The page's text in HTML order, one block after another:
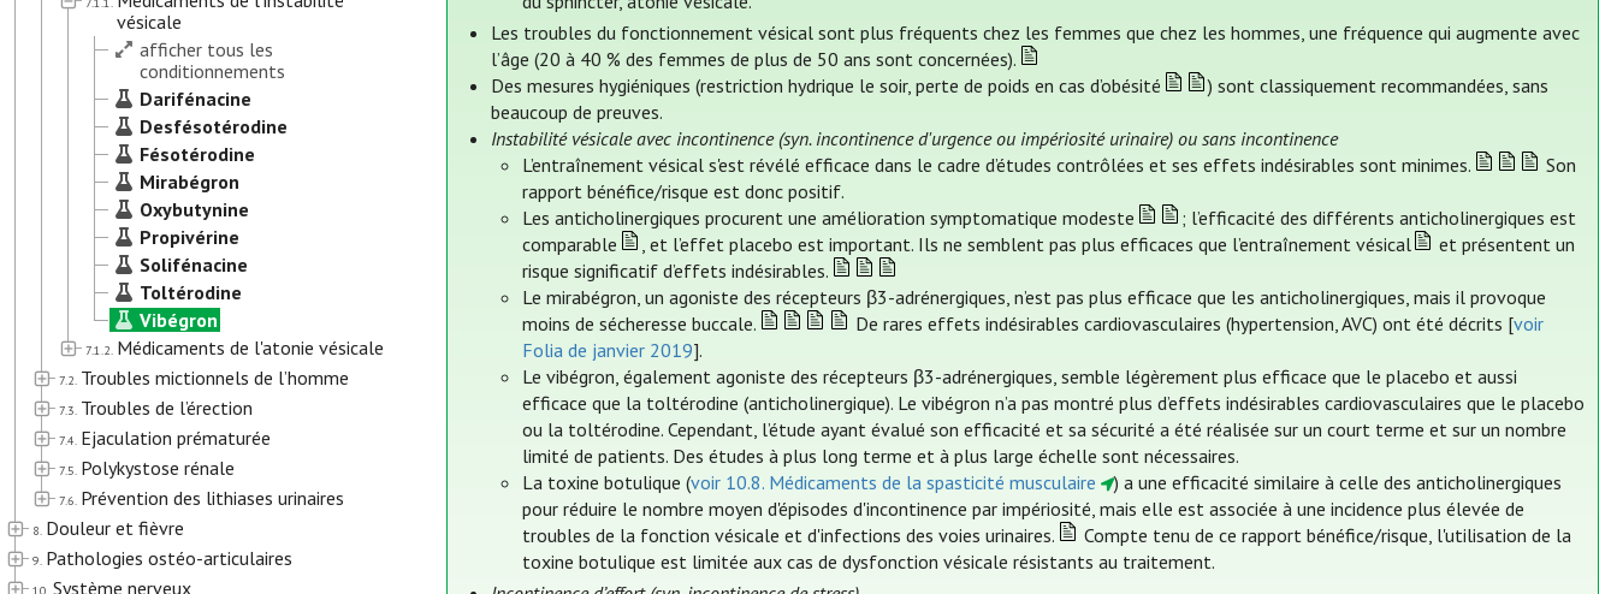
vésicale
afficher tous les
conditionnements
Darifénacine
Desfésotérodine
Fésotérodine
Mirabégron
Oxybutynine
Propivérine
Solifénacine
Toltérodine
Vibégron
7.1.2. Médicaments de l'atonie vésicale
7.2. Troubles mictionnels de l’homme
7.3. Troubles de l’érection
7.4. Ejaculation prématurée
7.5. Polykystose rénale
7.6. Prévention des lithiases urinaires
8. Douleur et fièvre
9. Pathologies ostéo-articulaires
10. Système nerveux
Les troubles du fonctionnement vésical sont plus fréquents chez les femmes que chez les hommes, une fréquence qui augmente avec
l’âge (20 à 40 % des femmes de plus de 50 ans sont concernées).
Des mesures hygiéniques (restriction hydrique le soir, perte de poids en cas d’obésité
) sont classiquement recommandées, sans
beaucoup de preuves.
Instabilité vésicale avec incontinence (syn. incontinence d'urgence ou impériosité urinaire) ou sans incontinence
L’entraînement vésical s'est révélé efficace dans le cadre d’études contrôlées et ses effets indésirables sont minimes.
Son
rapport bénéfice/risque est donc positif.
Les anticholinergiques procurent une amélioration symptomatique modeste
; l’efficacité des différents anticholinergiques est
comparable
, et l’effet placebo est important. Ils ne semblent pas plus efficaces que l’entraînement vésical
et présentent un
risque significatif d’effets indésirables.
Le mirabégron, un agoniste des récepteurs β3-adrénergiques, n’est pas plus efficace que les anticholinergiques, mais il provoque
moins de sécheresse buccale.
De rares effets indésirables cardiovasculaires (hypertension, AVC) ont été décrits [voir
Folia de janvier 2019].
Le vibégron, également agoniste des récepteurs β3-adrénergiques, semble légèrement plus efficace que le placebo et aussi
efficace que la toltérodine (anticholinergique). Le vibégron n’a pas montré plus d’effets indésirables cardiovasculaires que le placebo
ou la toltérodine. Cependant, l’étude ayant évalué son efficacité et sa sécurité a été réalisée sur un court terme et sur un nombre
limité de patients. Des études à plus long terme et à plus large échelle sont nécessaires.
La toxine botulique (voir 10.8. Médicaments de la spasticité musculaire
) a une efficacité similaire à celle des anticholinergiques
pour réduire le nombre moyen d'épisodes d'incontinence par impériosité, mais elle est associée à une incidence plus élevée de
troubles de la fonction vésicale et d'infections des voies urinaires.
Compte tenu de ce rapport bénéfice/risque, l'utilisation de la
toxine botulique est limitée aux cas de dysfonction vésicale résistants au traitement.